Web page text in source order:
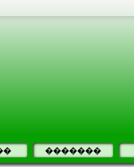
�������